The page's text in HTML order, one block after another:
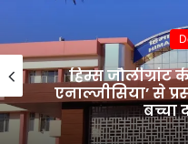
हिम्स
एनाल्जीसिया’ से
बच्चा